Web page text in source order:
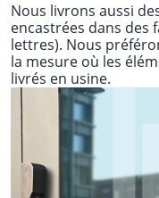
Nous livrons aussi
encastrées dans des
lettres). Nous
la mesure où les
livrés en usine.